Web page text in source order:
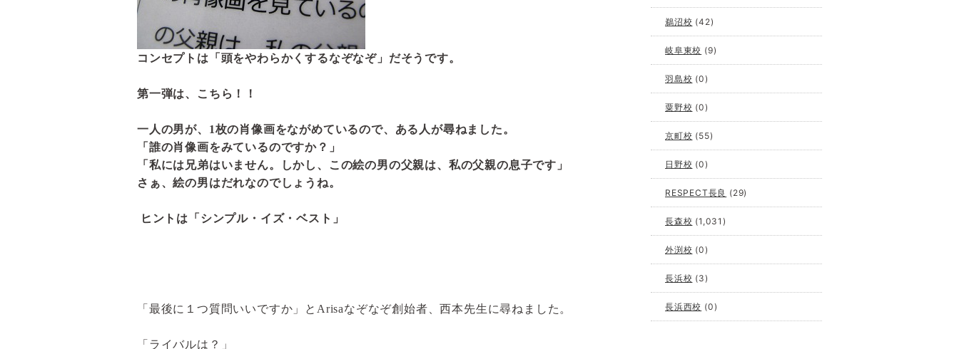
コンセプトは「頭をやわらかくするなぞなぞ」だそうです。
第一弾は、こちら！！
一人の男が、 1枚の肖像画をながめているので、ある人が尋ねました。
「誰の肖像画をみているのですか？」
「私には兄弟はいません。しかし、この絵の男の父親は、私の父親の息子です」
さぁ、絵の男はだれなのでしょうね。
ヒントは「シンプル・イズ・ベスト」
「最後に１つ質問いいですか」と Arisaなぞなぞ創始者、西本先生に尋ねました。
「ライバルは？」
鵜沼校 (42)
岐阜東校 (9)
羽島校 (0)
粟野校 (0)
京町校 (55)
日野校 (0)
RESPECT長良 (29)
長森校 (1,031)
外渕校 (0)
長浜校 (3)
長浜西校 (0)